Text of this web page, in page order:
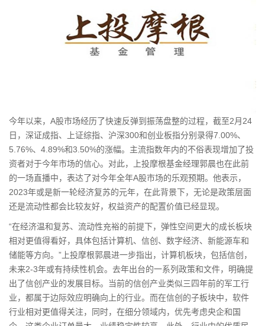
今年以来，A股市场经历了快速反弹到振荡盘整的过程，截至2月24
日，深证成指、上证综指、沪深300和创业板指分别录得7.00%、
5.76%、4.89%和3.50%的涨幅。主流指数年内的不俗表现增加了投
资者对于今年市场的信心。对此，上投摩根基金经理郭晨也在此前
的一场直播中，表达了对今年全年A股市场的乐观预期。他表示，
2023年或是新一轮经济复苏的元年，在此背景下，无论是政策层面
还是流动性都会比较友好，权益资产的配置价值已经显现。
“在经济温和复苏、流动性充裕的前提下，弹性空间更大的成长板块
相对更值得看好，具体包括计算机、信创、数字经济、新能源车和
储能等方向。”上投摩根郭晨进一步指出，计算机板块，包括信创，
未来2-3年或有持续性机会。去年出台的一系列政策和文件，明确提
出了信创产业的发展目标。当前的信创产业类似三四年前的军工行
业，都属于边际效应明确向上的行业。而在信创的子板块中，软件
行业相对更值得关注，同时，在细分领域内，优先考虑央企和国